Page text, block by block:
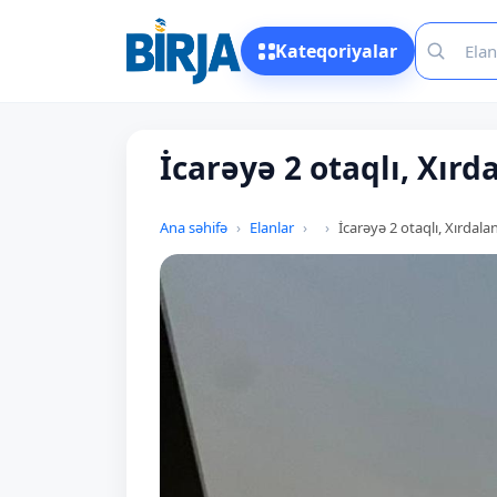
Kateqoriyalar
İcarəyə 2 otaqlı,
Ana səhifə Elanlar İcarəyə 2 otaqlı,